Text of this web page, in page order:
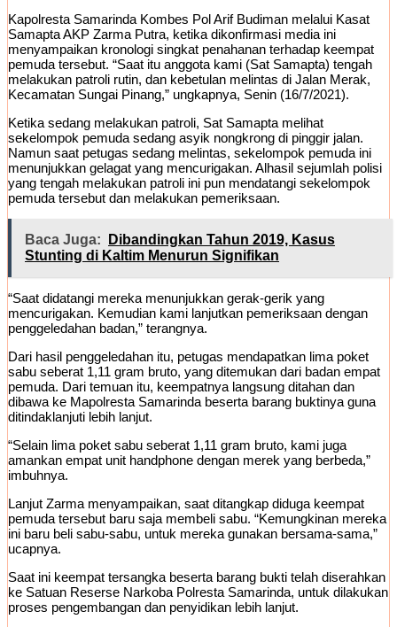
Kapolresta Samarinda Kombes Pol Arif Budiman melalui Kasat
Samapta AKP Zarma Putra, ketika dikonfirmasi media ini
menyampaikan kronologi singkat penahanan terhadap keempat
pemuda tersebut. “Saat itu anggota kami (Sat Samapta) tengah
melakukan patroli rutin, dan kebetulan melintas di Jalan Merak,
Kecamatan Sungai Pinang,” ungkapnya, Senin (16/7/2021).
Ketika sedang melakukan patroli, Sat Samapta melihat
sekelompok pemuda sedang asyik nongkrong di pinggir jalan.
Namun saat petugas sedang melintas, sekelompok pemuda ini
menunjukkan gelagat yang mencurigakan. Alhasil sejumlah polisi
yang tengah melakukan patroli ini pun mendatangi sekelompok
pemuda tersebut dan melakukan pemeriksaan.
Baca Juga:
Dibandingkan Tahun 2019, Kasus
Stunting di Kaltim Menurun Signifikan
“Saat didatangi mereka menunjukkan gerak-gerik yang
mencurigakan. Kemudian kami lanjutkan pemeriksaan dengan
penggeledahan badan,” terangnya.
Dari hasil penggeledahan itu, petugas mendapatkan lima poket
sabu seberat 1,11 gram bruto, yang ditemukan dari badan empat
pemuda. Dari temuan itu, keempatnya langsung ditahan dan
dibawa ke Mapolresta Samarinda beserta barang buktinya guna
ditindaklanjuti lebih lanjut.
“Selain lima poket sabu seberat 1,11 gram bruto, kami juga
amankan empat unit handphone dengan merek yang berbeda,”
imbuhnya.
Lanjut Zarma menyampaikan, saat ditangkap diduga keempat
pemuda tersebut baru saja membeli sabu. “Kemungkinan mereka
ini baru beli sabu-sabu, untuk mereka gunakan bersama-sama,”
ucapnya.
Saat ini keempat tersangka beserta barang bukti telah diserahkan
ke Satuan Reserse Narkoba Polresta Samarinda, untuk dilakukan
proses pengembangan dan penyidikan lebih lanjut.